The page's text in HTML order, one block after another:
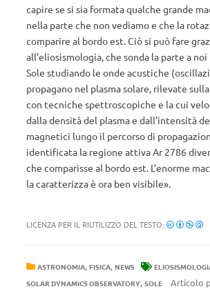
capire se si sia formata qualche grande
nella parte che non vediamo e che la
comparire al bordo est. Ciò si può fare
all’eliosismologia, che sonda la parte a noi
Sole studiando le onde acustiche
propagano nel plasma solare, rilevate
con tecniche spettroscopiche e la cui
dalla densità del plasma e dall’intensità
magnetici lungo il percorso di
identificata la regione attiva Ar 2786
che comparisse al bordo est. L’enorme
la caratterizza è ora ben visibile».
LICENZA PER IL RIUTILIZZO DEL TESTO:
ASTRONOMIA, FISICA, NEWS
SOLAR DYNAMICS OBSERVATORY, SOLE Articolo